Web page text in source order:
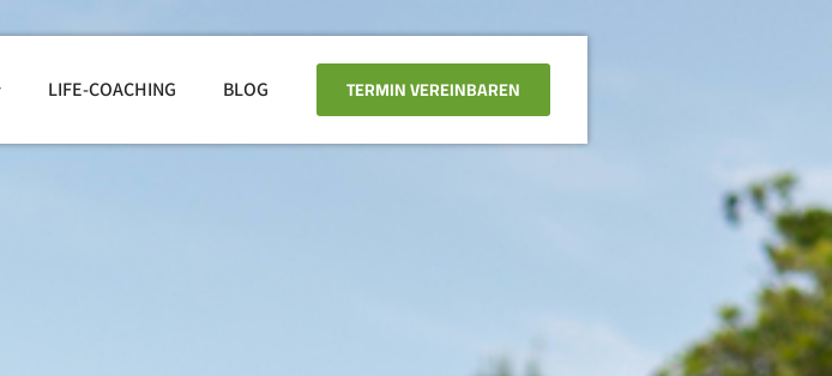
LIFE-COACHING BLOG TERMIN VEREINBAREN